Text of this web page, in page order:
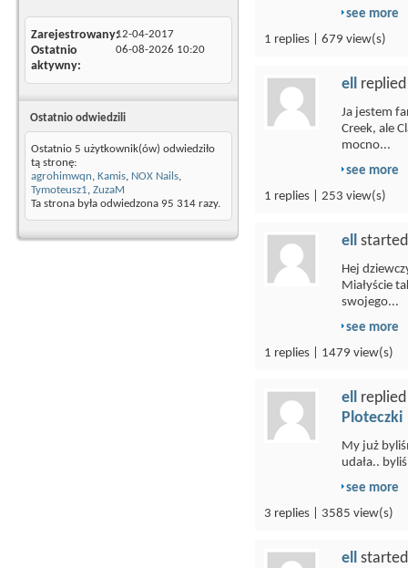
Zarejestrowany12-04-2017
Ostatnio
aktywny
06-08-2026 10:20
Ostatnio odwiedzili
Ostatnio 5 użytkownik(ów) odwiedziło
tą stronę:
agrohimwqn, Kamis, NOX Nails,
Tymoteusz1, ZuzaM
Ta strona była odwiedzona 95 314 razy.
see more
1 replies | 679 view(s)
ell
Ja jestem
Creek, ale
mocno...
see more
1 replies | 253 view(s)
ell
Hej
Miałyście
swojego...
see more
1 replies | 1479 view(s)
ell
Ploteczki
My już
udała..
see more
3 replies | 3585 view(s)
ell